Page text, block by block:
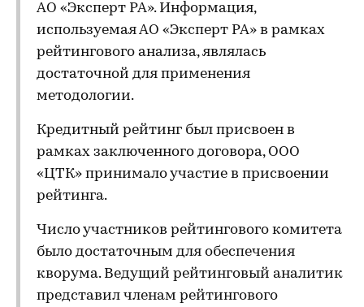
АО «Эксперт РА». Информация,
используемая АО «Эксперт РА» в рамках
рейтингового анализа, являлась
достаточной для применения
методологии.
Кредитный рейтинг был присвоен в
рамках заключенного договора, ООО
«ЦТК» принимало участие в присвоении
рейтинга.
Число участников рейтингового комитета
было достаточным для обеспечения
кворума. Ведущий рейтинговый аналитик
представил членам рейтингового